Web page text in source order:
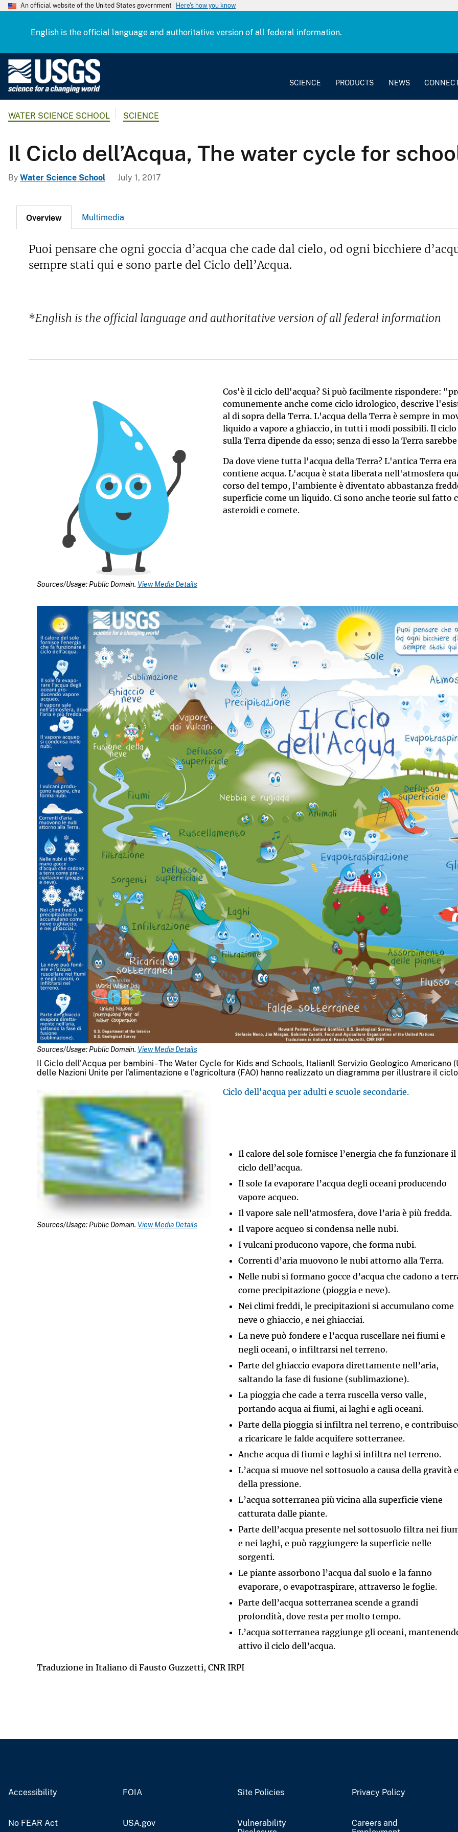
An official website of the United States government Here's how you know
English is the official language and authoritative version of all federal information.
g
a
l
r
SCIENCE PRODUCTS NEWS
WATER SCIENCE SCHOOL SCIENCE
Il Ciclo dell’Acqua, The water cycle for
By Water Science School July 1, 2017
Overview Multimedia
Puoi pensare che ogni goccia d’acqua che cade dal cielo, od ogni bicchiere
sempre stati qui e sono parte del Ciclo dell’Acqua.
*English is the official language and authoritative version of all federal information
Sources/Usage: Public Domain. View Media Details
Cos'è il ciclo dell'acqua? Si può facilmente rispondere:
comunemente anche come ciclo idrologico, descrive
al di sopra della Terra. L'acqua della Terra è sempre in
liquido a vapore a ghiaccio, in tutti i modi possibili. Il
sulla Terra dipende da esso; senza di esso la Terra
Da dove viene tutta l'acqua della Terra? L'antica Terra
contiene acqua. L'acqua è stata liberata nell'atmosfera
corso del tempo, l'ambiente è diventato abbastanza
superficie come un liquido. Ci sono anche teorie sul fatto
asteroidi e comete.
Sources/Usage: Public Domain. View Media Details
Il Ciclo dell'Acqua per bambini - The Water Cycle for Kids and Schools, ItalianIl Servizio Geologico Americano
delle Nazioni Unite per l'alimentazione e l'agricoltura (FAO) hanno realizzato un diagramma per illustrare il
Sources/Usage: Public Domain. View Media Details
Ciclo dell'acqua per adulti e scuole secondarie.
Il calore del sole fornisce l’energia che fa funzionare il
ciclo dell’acqua.
Il sole fa evaporare l’acqua degli oceani producendo
vapore acqueo.
Il vapore sale nell’atmosfera, dove l’aria è più fredda.
Il vapore acqueo si condensa nelle nubi.
I vulcani producono vapore, che forma nubi.
Correnti d’aria muovono le nubi attorno alla Terra.
Nelle nubi si formano gocce d’acqua che cadono a
come precipitazione (pioggia e neve).
Nei climi freddi, le precipitazioni si accumulano come
neve o ghiaccio, e nei ghiacciai.
La neve può fondere e l’acqua ruscellare nei fiumi e
negli oceani, o infiltrarsi nel terreno.
Parte del ghiaccio evapora direttamente nell’aria,
saltando la fase di fusione (sublimazione).
La pioggia che cade a terra ruscella verso valle,
portando acqua ai fiumi, ai laghi e agli oceani.
Parte della pioggia si infiltra nel terreno, e
a ricaricare le falde acquifere sotterranee.
Anche acqua di fiumi e laghi si infiltra nel terreno.
L’acqua si muove nel sottosuolo a causa della gravità e
della pressione.
L’acqua sotterranea più vicina alla superficie viene
catturata dalle piante.
Parte dell’acqua presente nel sottosuolo filtra nei
e nei laghi, e può raggiungere la superficie nelle
sorgenti.
Le piante assorbono l’acqua dal suolo e la fanno
evaporare, o evapotraspirare, attraverso le foglie.
Parte dell’acqua sotterranea scende a grandi
profondità, dove resta per molto tempo.
L’acqua sotterranea raggiunge gli oceani,
attivo il ciclo dell’acqua.
Traduzione in Italiano di Fausto Guzzetti, CNR IRPI
Accessibility FOIA Site Policies Privacy Policy
No FEAR Act USA.gov
Vulnerability
Careers and